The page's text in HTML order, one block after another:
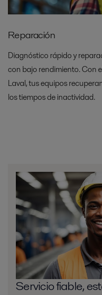
Reparación
Diagnóstico rápido y
con bajo rendimiento. Con
Laval, tus equipos
los tiempos de inactividad.
Servicio fiable,